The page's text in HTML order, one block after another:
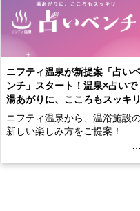
ニフティ温泉が新提案「占い
ンチ」スタート！温泉×占いで
湯あがりに、こころもスッキリ
ニフティ温泉から、温浴施設
新しい楽しみ方をご提案！